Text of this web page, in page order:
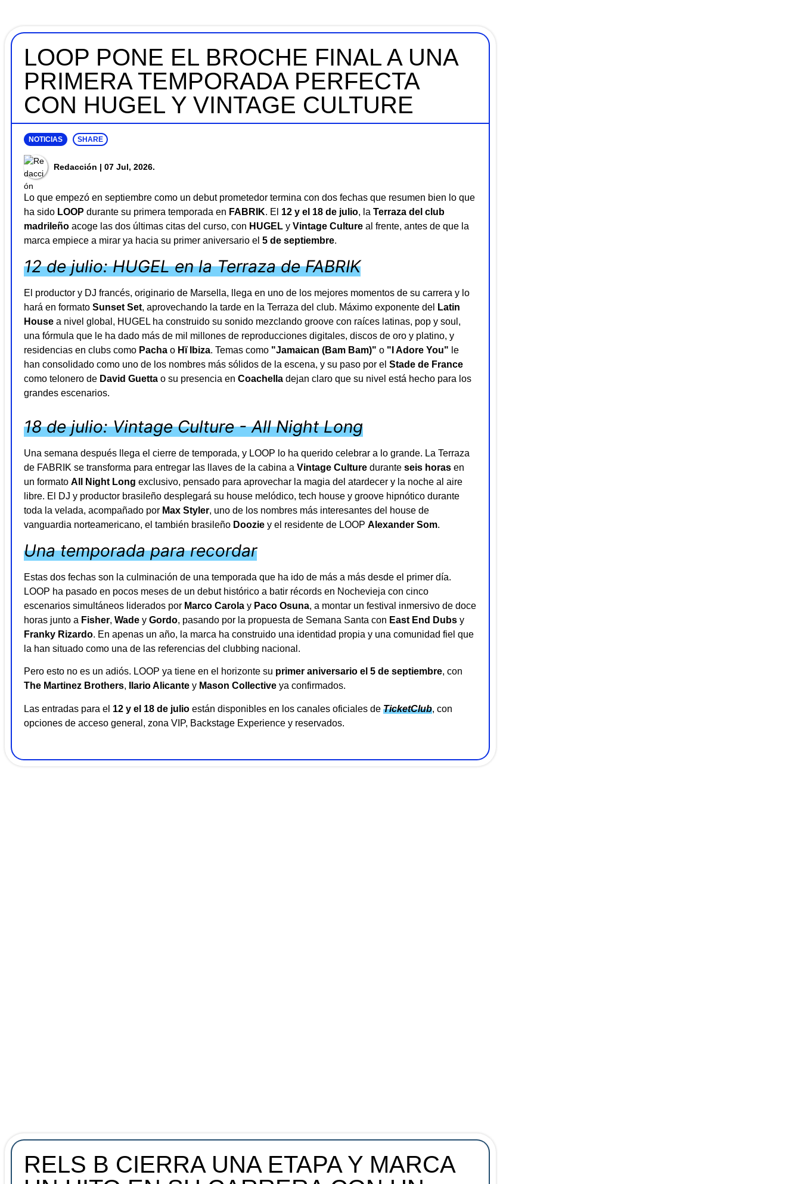
LOOP PONE EL BROCHE FINAL A UNA
PRIMERA TEMPORADA PERFECTA
CON HUGEL Y VINTAGE CULTURE
NOTICIAS SHARE
Redacción | 07 Jul, 2026.
Lo que empezó en septiembre como un debut prometedor termina con dos fechas que resumen bien lo que
ha sido LOOP durante su primera temporada en FABRIK. El 12 y el 18 de julio, la Terraza del club
madrileño acoge las dos últimas citas del curso, con HUGEL y Vintage Culture al frente, antes de que la
marca empiece a mirar ya hacia su primer aniversario el 5 de septiembre.
12 de julio: HUGEL en la Terraza de FABRIK
El productor y DJ francés, originario de Marsella, llega en uno de los mejores momentos de su carrera y lo
hará en formato Sunset Set, aprovechando la tarde en la Terraza del club. Máximo exponente del
Latin
House a nivel global, HUGEL ha construido su sonido mezclando groove con raíces latinas, pop y soul,
una fórmula que le ha dado más de mil millones de reproducciones digitales, discos de oro y platino, y
residencias en clubs como Pacha o Hï Ibiza. Temas como "Jamaican (Bam Bam)" o "I Adore You" le
han consolidado como uno de los nombres más sólidos de la escena, y su paso por el Stade de France
como telonero de David Guetta o su presencia en Coachella dejan claro que su nivel está hecho para los
grandes escenarios.
18 de julio: Vintage Culture - All Night Long
Una semana después llega el cierre de temporada, y LOOP lo ha querido celebrar a lo grande. La Terraza
de FABRIK se transforma para entregar las llaves de la cabina a Vintage Culture durante seis horas en
un formato All Night Long exclusivo, pensado para aprovechar la magia del atardecer y la noche al aire
libre. El DJ y productor brasileño desplegará su house melódico, tech house y groove hipnótico durante
toda la velada, acompañado por Max Styler, uno de los nombres más interesantes del house de
vanguardia norteamericano, el también brasileño Doozie y el residente de LOOP Alexander Som.
Una temporada para recordar
Estas dos fechas son la culminación de una temporada que ha ido de más a más desde el primer día.
LOOP ha pasado en pocos meses de un debut histórico a batir récords en Nochevieja con cinco
escenarios simultáneos liderados por Marco Carola y Paco Osuna, a montar un festival inmersivo de doce
horas junto a Fisher, Wade y Gordo, pasando por la propuesta de Semana Santa con East End Dubs y
Franky Rizardo. En apenas un año, la marca ha construido una identidad propia y una comunidad fiel que
la han situado como una de las referencias del clubbing nacional.
Pero esto no es un adiós. LOOP ya tiene en el horizonte su primer aniversario el 5 de septiembre, con
The Martinez Brothers, Ilario Alicante y Mason Collective ya confirmados.
Las entradas para el 12 y el 18 de julio están disponibles en los canales oficiales de TicketClub, con
opciones de acceso general, zona VIP, Backstage Experience y reservados.
RELS B CIERRA UNA ETAPA Y MARCA